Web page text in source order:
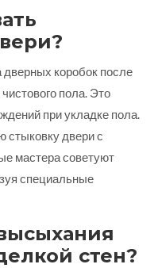
дверных коробок после
пола. Это
при укладке пола.
стыковку двери с
мастера советуют
специальные
стен?